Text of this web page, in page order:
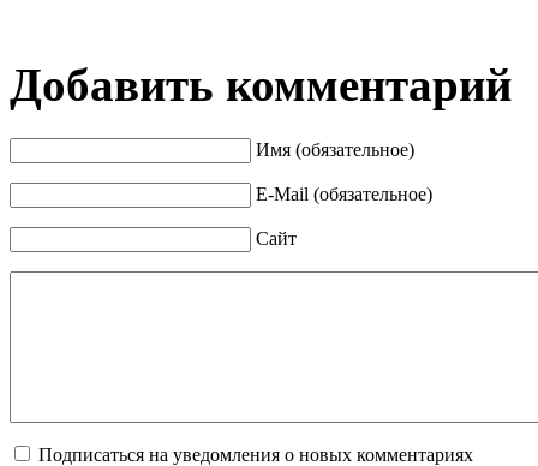
Добавить комментарий
Имя (обязательное)
E-Mail (обязательное)
Сайт
Подписаться на уведомления о новых комментариях